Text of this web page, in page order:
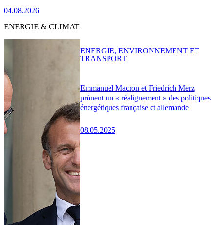
04.08.2026
ENERGIE & CLIMAT
Emmanuel Macron et Friedrich Merz
prônent un « réalignement » des politiques
énergétiques française et allemande
08.05.2025
ENERGIE, ENVIRONNEMENT ET
TRANSPORT